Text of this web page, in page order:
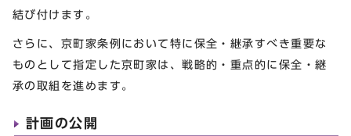
結び付けます。
さらに、京町家条例において特に保全・継承すべき重要な
ものとして指定した京町家は、戦略的・重点的に保全・継
承の取組を進めます。
計画の公開